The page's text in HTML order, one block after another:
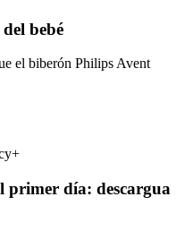
bebé
el biberón Philips Avent
primer día: descargua